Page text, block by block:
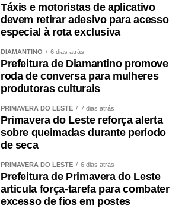
Táxis e motoristas de aplicativo
devem retirar adesivo para acesso
especial à rota exclusiva
DIAMANTINO 6 dias atrás
Prefeitura de Diamantino promove
roda de conversa para mulheres
produtoras culturais
PRIMAVERA DO LESTE 7 dias atrás
Primavera do Leste reforça alerta
sobre queimadas durante período
de seca
PRIMAVERA DO LESTE 6 dias atrás
Prefeitura de Primavera do Leste
articula força-tarefa para combater
excesso de fios em postes